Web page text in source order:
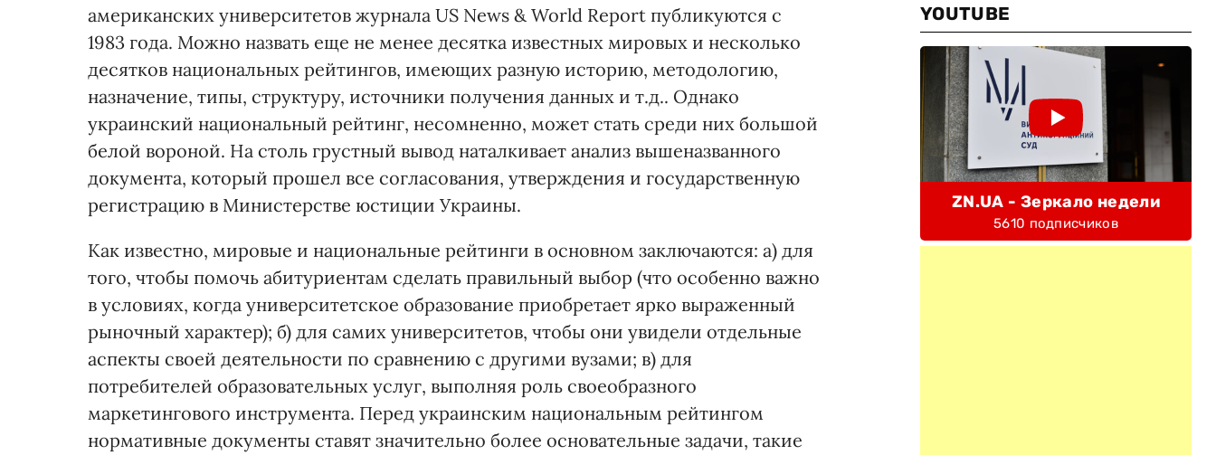
американских университетов журнала US News & World Report публикуются с
1983 года. Можно назвать еще не менее десятка известных мировых и несколько
десятков национальных рейтингов, имеющих разную историю, методологию,
назначение, типы, структуру, источники получения данных и т.д.. Однако
украинский национальный рейтинг, несомненно, может стать среди них большой
белой вороной. На столь грустный вывод наталкивает анализ вышеназванного
документа, который прошел все согласования, утверждения и государственную
регистрацию в Министерстве юстиции Украины.
Как известно, мировые и национальные рейтинги в основном заключаются: а) для
того, чтобы помочь абитуриентам сделать правильный выбор (что особенно важно
в условиях, когда университетское образование приобретает ярко выраженный
рыночный характер); б) для самих университетов, чтобы они увидели отдельные
аспекты своей деятельности по сравнению с другими вузами; в) для
потребителей образовательных услуг, выполняя роль своеобразного
маркетингового инструмента. Перед украинским национальным рейтингом
нормативные документы ставят значительно более основательные задачи, такие
YOUTUBE
ZN.UA - Зеркало недели
5610 подписчиков